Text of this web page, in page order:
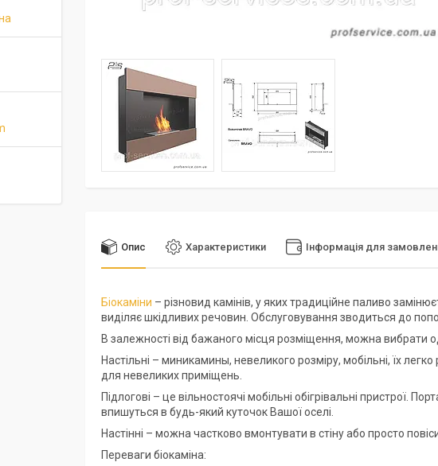
Опис Характеристики Інформація для
Біокаміни – різновид камінів, у яких традиційне паливо
виділяє шкідливих речовин. Обслуговування зводиться до
В залежності від бажаного місця розміщення, можна вибрати
Настільні – миникамины, невеликого розміру, мобільні, їх
для невеликих приміщень.
Підлогові – це вільностоячі мобільні обігрівальні пристрої.
впишуться в будь-який куточок Вашої оселі.
Настінні – можна частково вмонтувати в стіну або просто
Переваги біокаміна: